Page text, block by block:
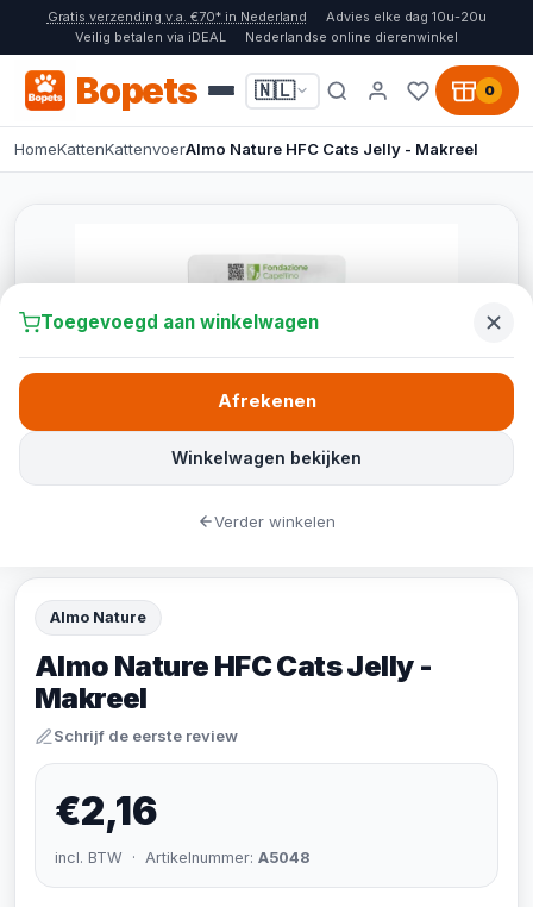
Gratis verzending v.a. €70* in Nederland
Advies elke dag 10u-20u
Veilig betalen via iDEAL
Nederlandse online dierenwinkel
Bopets 🇳🇱 0
HomeKattenKattenvoerAlmo Nature HFC Cats Jelly - Makreel
Almo Nature
Almo Nature HFC Cats Jelly -
Makreel
Schrijf de eerste review
€2,16
incl. BTW · Artikelnummer: A5048
Toegevoegd aan winkelwagen
Winkelwagen bekijken
Afrekenen
Verder winkelen